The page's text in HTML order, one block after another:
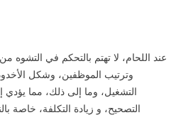
وترتيب الموظفين، وشكل
التشغيل، وما إلى ذلك، مما يؤدي
التصحيح، و زيادة التكلفة، خاصة